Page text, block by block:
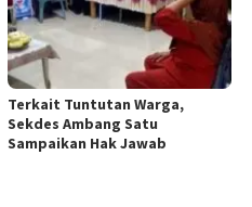
Terkait Tuntutan Warga,
Sekdes Ambang Satu
Sampaikan Hak Jawab